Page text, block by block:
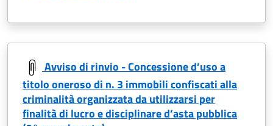
Avviso di rinvio - Concessione d’uso a
titolo oneroso di n. 3 immobili confiscati alla
criminalità organizzata da utilizzarsi per
finalità di lucro e disciplinare d’asta pubblica